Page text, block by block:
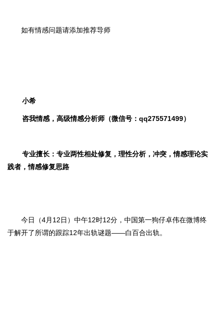
如有情感问题请添加推荐导师
小希
咨我情感，高级情感分析师（微信号：qq275571499）
专业擅长：专业两性相处修复，理性分析，冲突，情感理论实
践者，情感修复思路
今日（4月12日）中午12时12分，中国第一狗仔卓伟在微博终
于解开了所谓的跟踪12年出轨谜题——白百合出轨。